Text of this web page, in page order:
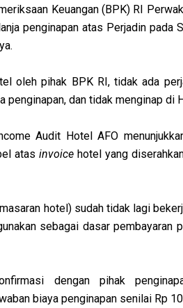
Keuangan (BPK) RI
penginapan atas Perjadin pada
oleh pihak BPK RI, tidak ada
dan tidak menginap di
Audit Hotel AFO
atas invoice hotel yang
hotel) sudah tidak lagi
sebagai dasar pembayaran
dengan pihak
biaya penginapan senilai Rp